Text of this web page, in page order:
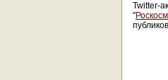
Twitter-
"